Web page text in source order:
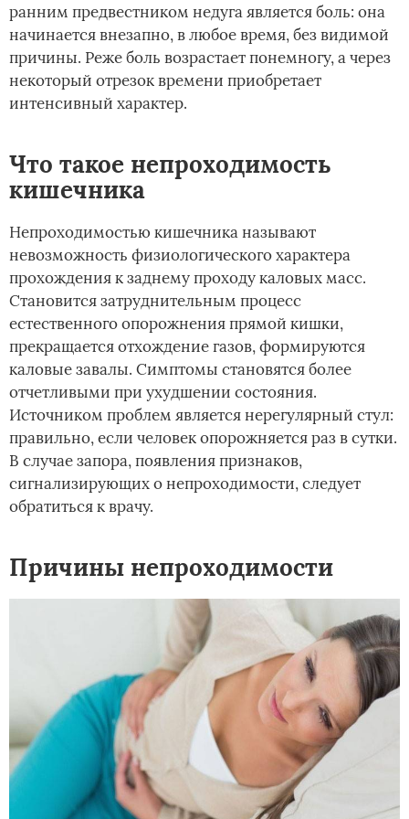
ранним предвестником недуга является боль: она
начинается внезапно, в любое время, без видимой
причины. Реже боль возрастает понемногу, а через
некоторый отрезок времени приобретает
интенсивный характер.
Что такое непроходимость
кишечника
Непроходимостью кишечника называют
невозможность физиологического характера
прохождения к заднему проходу каловых масс.
Становится затруднительным процесс
естественного опорожнения прямой кишки,
прекращается отхождение газов, формируются
каловые завалы. Симптомы становятся более
отчетливыми при ухудшении состояния.
Источником проблем является нерегулярный стул:
правильно, если человек опорожняется раз в сутки.
В случае запора, появления признаков,
сигнализирующих о непроходимости, следует
обратиться к врачу.
Причины непроходимости